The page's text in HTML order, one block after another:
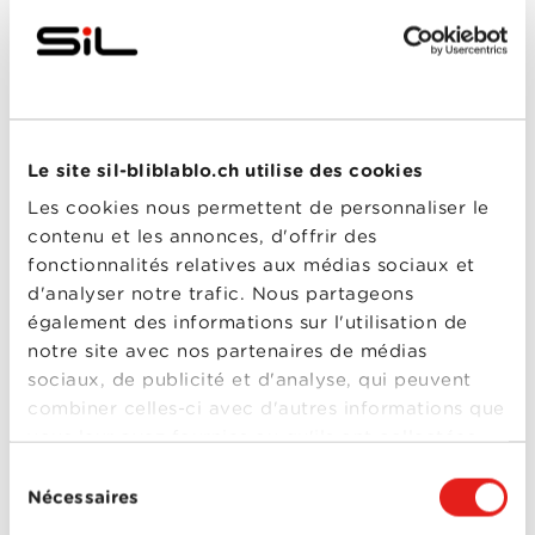
Le site sil-bliblablo.ch utilise des cookies
Les cookies nous permettent de personnaliser le
contenu et les annonces, d'offrir des
fonctionnalités relatives aux médias sociaux et
d'analyser notre trafic. Nous partageons
également des informations sur l'utilisation de
notre site avec nos partenaires de médias
sociaux, de publicité et d'analyse, qui peuvent
combiner celles-ci avec d'autres informations que
duNécessaires
Le Menu
0-0
X-Men : Dark
Phoenix
0-0
Année
sortie
2019
Réalisé
par
Simon Kinberg
Avec Alexandra Shipp,James
McAvoy,Jennifer
Lawrence, Jessica
Chastain ,Michael
Fassbender,Nicholas
Hoult, Sophie Turner ,
Tye Sheridan
La Favorite
de